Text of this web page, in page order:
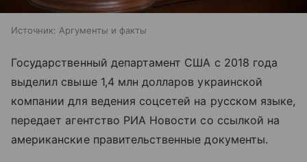
Источник: Аргументы и факты
Государственный департамент США с 2018 года
выделил свыше 1,4 млн долларов украинской
компании для ведения соцсетей на русском языке,
передает агентство РИА Новости со ссылкой на
американские правительственные документы.